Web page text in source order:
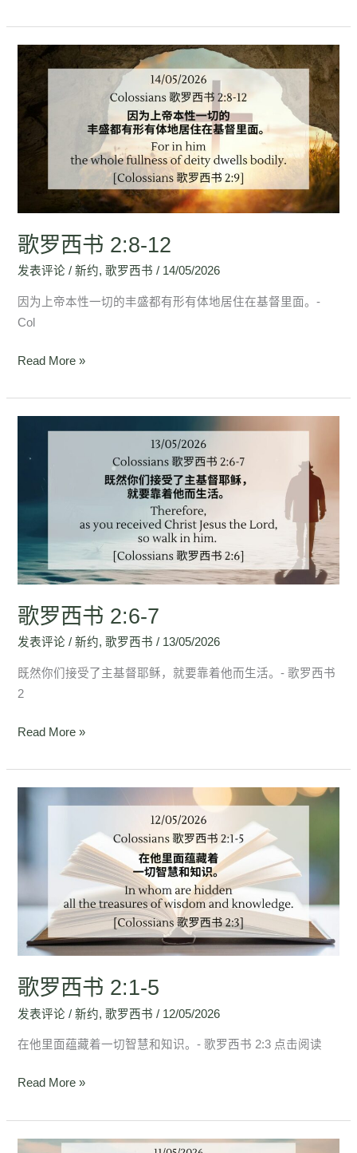
歌罗西书 2:8-12
发表评论 /新约,歌罗西书 / 14/05/2026
因为上帝本性一切的丰盛都有形有体地居住在基督里面。-
Col
歌
西
书
2:8-
Read More »
歌罗西书 2:6-7
发表评论 /新约,歌罗西书 / 13/05/2026
既然你们接受了主基督耶稣，就要靠着他而生活。- 歌罗西书
2
Read More »
歌罗西书 2:1-5
发表评论 /新约,歌罗西书 / 12/05/2026
在他里面蕴藏着一切智慧和知识。- 歌罗西书 2:3 点击阅读
罗
5
Read More »